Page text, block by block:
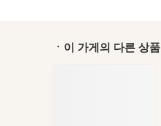
ㆍ이 가게의 다른 상품